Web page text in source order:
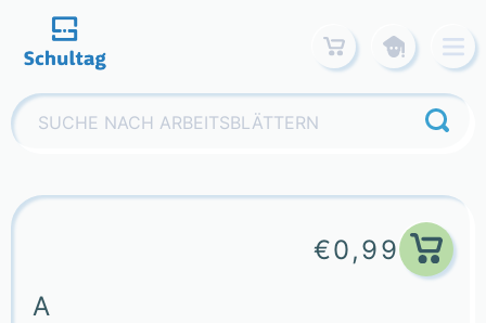
content
Suchen
nach:
€0,99
A